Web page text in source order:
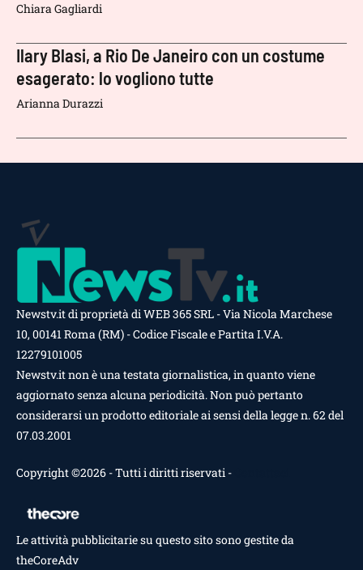
Chiara Gagliardi
Ilary Blasi, a Rio De Janeiro con un costume
esagerato: lo vogliono tutte
Arianna Durazzi
Newstv.it di proprietà di WEB 365 SRL - Via Nicola Marchese
10, 00141 Roma (RM) - Codice Fiscale e Partita I.V.A.
12279101005
Newstv.it non è una testata giornalistica, in quanto viene
aggiornato senza alcuna periodicità. Non può pertanto
considerarsi un prodotto editoriale ai sensi della legge n. 62 del
07.03.2001
Copyright ©2026 - Tutti i diritti riservati -
Le attività pubblicitarie su questo sito sono gestite da
theCoreAdv